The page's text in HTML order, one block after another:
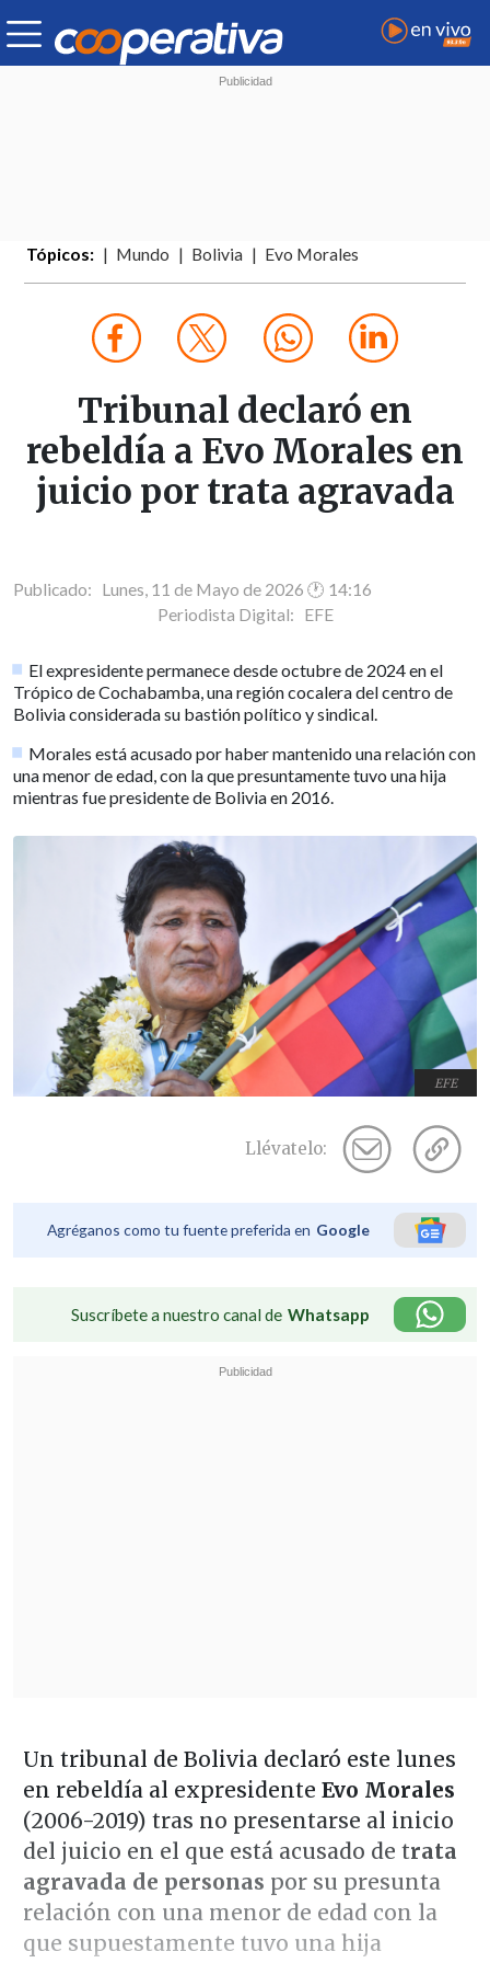
Tópicos: Mundo Bolivia Evo Morales
Tribunal declaró en
rebeldía a Evo Morales en
juicio por trata agravada
Publicado: Lunes, 11 de Mayo de 2026 🕐 14:16
Periodista Digital: EFE
El expresidente permanece desde octubre de 2024 en el
Trópico de Cochabamba, una región cocalera del centro de
Bolivia considerada su bastión político y sindical.
Morales está acusado por haber mantenido una relación con
una menor de edad, con la que presuntamente tuvo una hija
mientras fue presidente de Bolivia en 2016.
EFE
Llévatelo:
Agréganos como tu fuente preferida en Google
Suscríbete a nuestro canal de Whatsapp
Un tribunal de Bolivia declaró este lunes
en rebeldía al expresidente Evo Morales
(2006-2019) tras no presentarse al inicio
del juicio en el que está acusado de trata
agravada de personas por su presunta
relación con una menor de edad con la
que supuestamente tuvo una hija